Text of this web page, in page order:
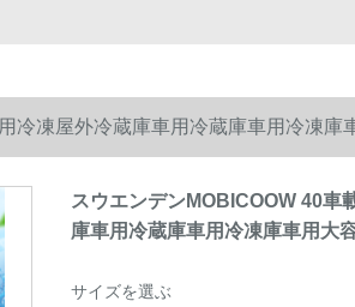
冷凍屋外冷蔵庫車用冷蔵庫車用冷凍庫
スウエンデンMOBICOOW 40車
庫車用冷蔵庫車用冷凍庫車用大
サイズを選ぶ